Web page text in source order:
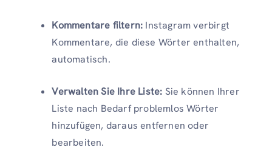
Kommentare filtern: Instagram verbirgt
Kommentare, die diese Wörter enthalten,
automatisch.
Verwalten Sie Ihre Liste: Sie können Ihrer
Liste nach Bedarf problemlos Wörter
hinzufügen, daraus entfernen oder
bearbeiten.